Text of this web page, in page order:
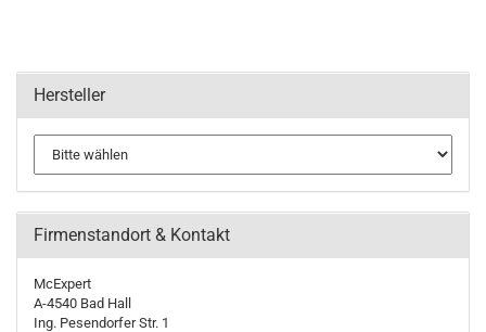
Hersteller
Firmenstandort & Kontakt
McExpert
A-4540 Bad Hall
Ing. Pesendorfer Str. 1